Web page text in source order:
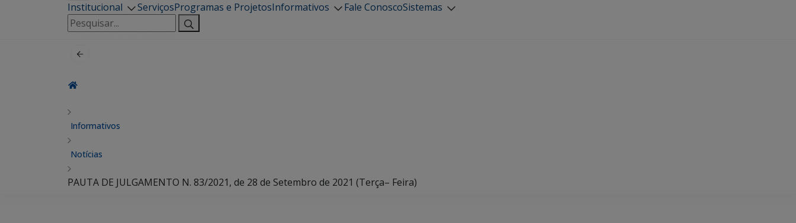
Institucional ServiçosProgramas e ProjetosInformativos Fale ConoscoSistemas
Pesquisar
por:
Informativos
Notícias
PAUTA DE JULGAMENTO N. 83/2021, de 28 de Setembro de 2021 (Terça– Feira)